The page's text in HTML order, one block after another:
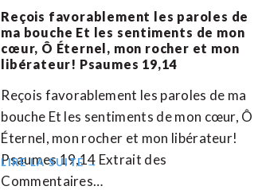
Reçois favorablement les paroles de
ma bouche Et les sentiments de mon
cœur, Ô Éternel, mon rocher et mon
libérateur! Psaumes 19,14
Reçois favorablement les paroles de ma
bouche Et les sentiments de mon cœur, Ô
Éternel, mon rocher et mon libérateur!
Psaumes 19,14 Extrait des
Commentaires…
LIRE LA SUITE →